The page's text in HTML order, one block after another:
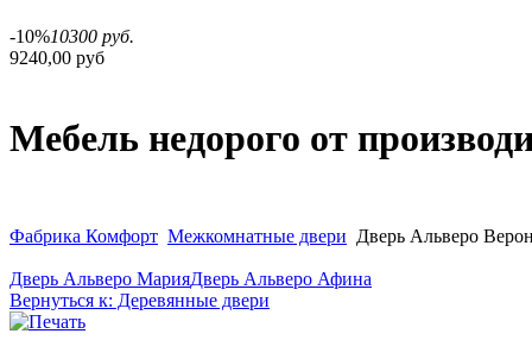
-10%10300 руб.
9240,00 руб
Мебель недорого от
Фабрика Комфорт Межкомнатные двери Дверь Альверо
Дверь Альверо МарияДверь Альверо Афина
Вернуться к: Деревянные двери